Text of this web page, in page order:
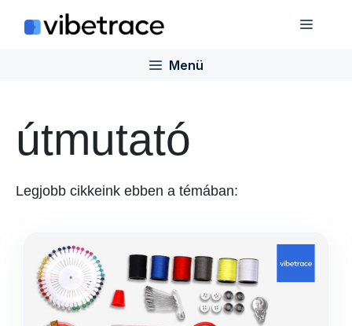
Menü
Menü
útmutató
Legjobb cikkeink ebben a témában: